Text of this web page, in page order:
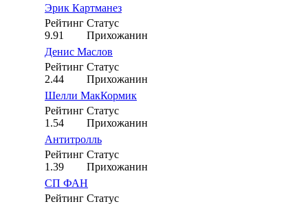
Эрик Картманез
Рейтинг
9.91
Статус
Прихожанин
Денис Маслов
Рейтинг
2.44
Статус
Прихожанин
Шелли МакКормик
Рейтинг
1.54
Статус
Прихожанин
Антитролль
Рейтинг
1.39
Статус
Прихожанин
СП ФАН
Рейтинг Статус